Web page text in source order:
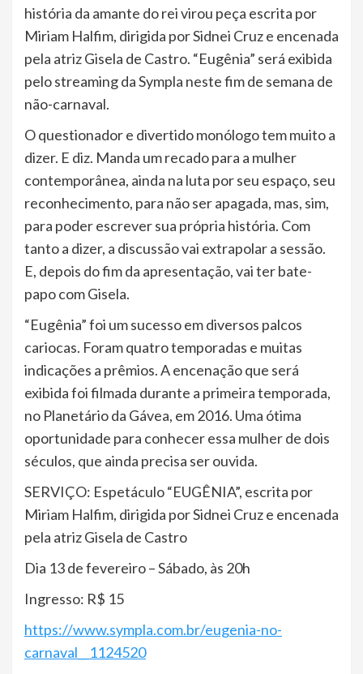
história da amante do rei virou peça escrita por
Miriam Halfim, dirigida por Sidnei Cruz e encenada
pela atriz Gisela de Castro. “Eugênia” será exibida
pelo streaming da Sympla neste fim de semana de
não-carnaval.
O questionador e divertido monólogo tem muito a
dizer. E diz. Manda um recado para a mulher
contemporânea, ainda na luta por seu espaço, seu
reconhecimento, para não ser apagada, mas, sim,
para poder escrever sua própria história. Com
tanto a dizer, a discussão vai extrapolar a sessão.
E, depois do fim da apresentação, vai ter bate-
papo com Gisela.
“Eugênia” foi um sucesso em diversos palcos
cariocas. Foram quatro temporadas e muitas
indicações a prêmios. A encenação que será
exibida foi filmada durante a primeira temporada,
no Planetário da Gávea, em 2016. Uma ótima
oportunidade para conhecer essa mulher de dois
séculos, que ainda precisa ser ouvida.
SERVIÇO: Espetáculo “EUGÊNIA”, escrita por
Miriam Halfim, dirigida por Sidnei Cruz e encenada
pela atriz Gisela de Castro
Dia 13 de fevereiro – Sábado, às 20h
Ingresso: R$ 15
https://www.sympla.com.br/eugenia-no-
carnaval__1124520